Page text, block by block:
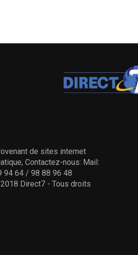
de sites internet
Contactez-nous: Mail:
94 64 / 98 88 96 48
Direct7 - Tous droits